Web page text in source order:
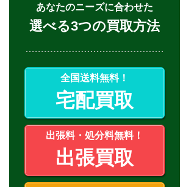
あなたのニーズに合わせた
選べる3つの買取方法
全国送料無料！
宅配買取
出張料・処分料無料！
出張買取